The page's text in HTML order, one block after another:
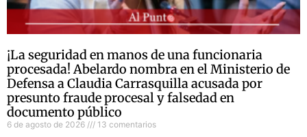
¡La seguridad en manos de una funcionaria
procesada! Abelardo nombra en el Ministerio de
Defensa a Claudia Carrasquilla acusada por
presunto fraude procesal y falsedad en
documento público
6 de agosto de 2026 13 comentarios